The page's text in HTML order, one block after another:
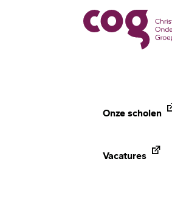
Onze scholen
Vacatures